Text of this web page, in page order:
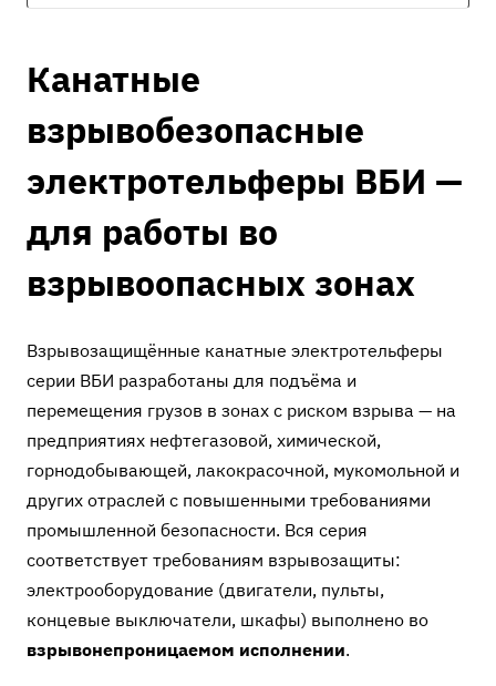
Канатные
взрывобезопасные
электротельферы ВБИ —
для работы во
взрывоопасных зонах
Взрывозащищённые канатные электротельферы
серии ВБИ разработаны для подъёма и
перемещения грузов в зонах с риском взрыва — на
предприятиях нефтегазовой, химической,
горнодобывающей, лакокрасочной, мукомольной и
других отраслей с повышенными требованиями
промышленной безопасности. Вся серия
соответствует требованиям взрывозащиты:
электрооборудование (двигатели, пульты,
концевые выключатели, шкафы) выполнено во
взрывонепроницаемом исполнении.